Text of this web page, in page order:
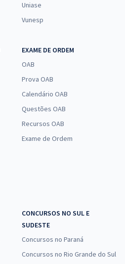
Uniase
Vunesp
EXAME DE ORDEM
OAB
Prova OAB
Calendário OAB
Questões OAB
Recursos OAB
Exame de Ordem
CONCURSOS NO SUL E
SUDESTE
Concursos no Paraná
Concursos no Rio Grande do Sul